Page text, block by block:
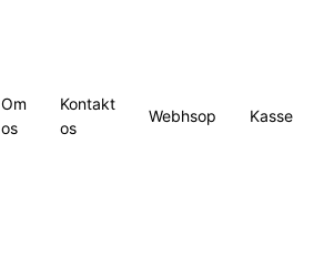
Om
os
Kontakt
os
Webhsop Kasse